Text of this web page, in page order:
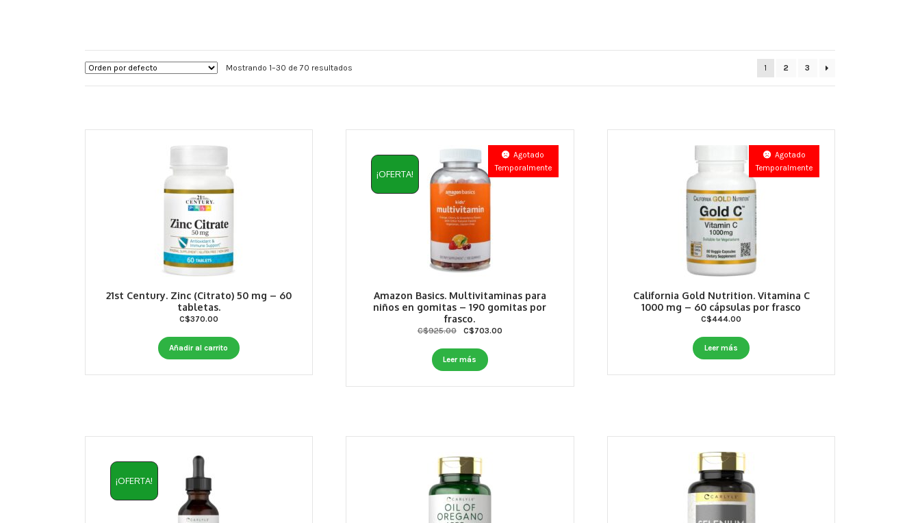
Mostrando 1–30 de 70 resultados 1 2 3
21st Century. Zinc (Citrato) 50 mg – 60
tabletas.
C$370.00
Añadir al carrito
Amazon Basics. Multivitaminas para
niños en gomitas – 190 gomitas por
frasco.
¡OFERTA!
Agotado
Temporalmente
C$925.00
Original
was:
C$925.00.
C$703.00
Leer más
California Gold Nutrition. Vitamina C
1000 mg – 60 cápsulas por frasco
Agotado
Temporalmente
C$444.00
Leer más
¡OFERTA!